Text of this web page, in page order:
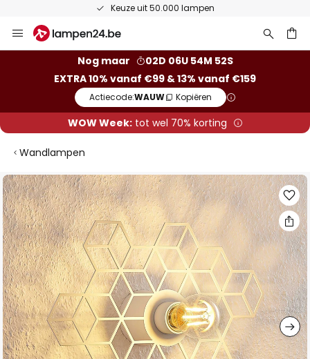
Keuze uit 50.000 lampen
naar
Nog maar
02D 06U 54M 52S
EXTRA 10% vanaf €99 & 13% vanaf €159
Actiecode:WAUW Kopiëren
WOW Week:tot wel 70% korting
Wandlampen
Ga
naar
het
einde
van
de
afbeeldingen-
gallerij